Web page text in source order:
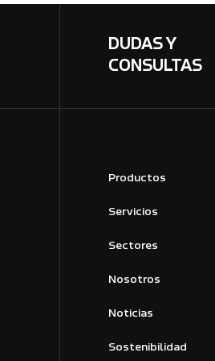
DUDAS Y
CONSULTAS
Productos
Servicios
Sectores
Nosotros
Noticias
Sostenibilidad